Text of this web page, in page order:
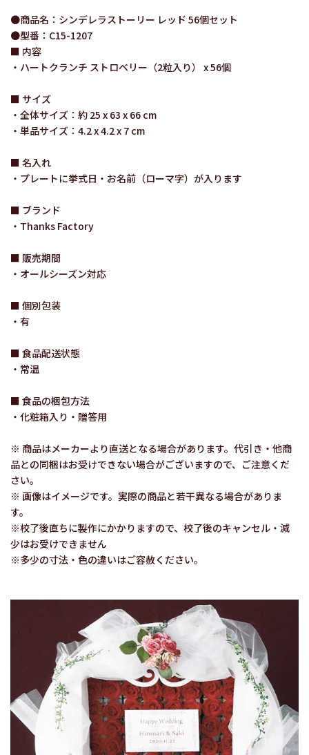
●商品名：シンデレラストーリー レッド 56個セット
●型番：C15-1207
■ 内容
・ハートクランチ ストロベリー（2粒入り） x 56個
■ サイズ
・全体サイズ：約 25 x 63 x 66 cm
・単品サイズ：4.2 x 4.2 x 7 cm
■ 名入れ
・プレートに挙式日・お名前（ローマ字）が入ります
■ ブランド
・Thanks Factory
■ 販売期間
・オールシーズン対応
■ 個別包装
・有
■ 食品配送状態
・常温
■ 食品の梱包方法
・化粧箱入り・贈答用
※ 商品はメーカーより直送となる場合があります。代引き・他商
品との同梱はお受けできない場合がございますので、ご注意くだ
さい。
※ 画像はイメージです。実際の商品と若干異なる場合がありま
す。
※校了後直ちに製作にかかりますので、校了後のキャンセル・減
少はお受けできません
※多少の寸法・色の違いはご容赦ください。